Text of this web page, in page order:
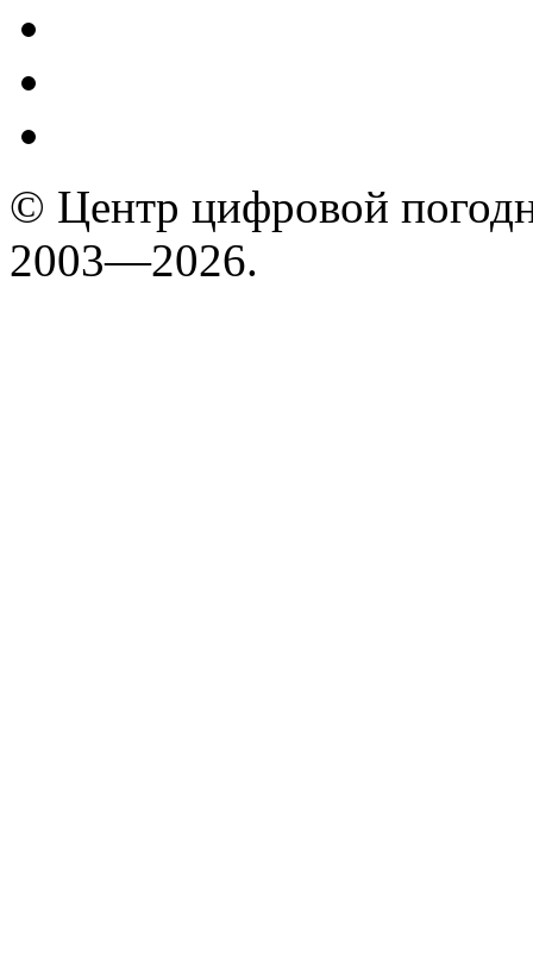
© Центр цифровой
2003—2026.